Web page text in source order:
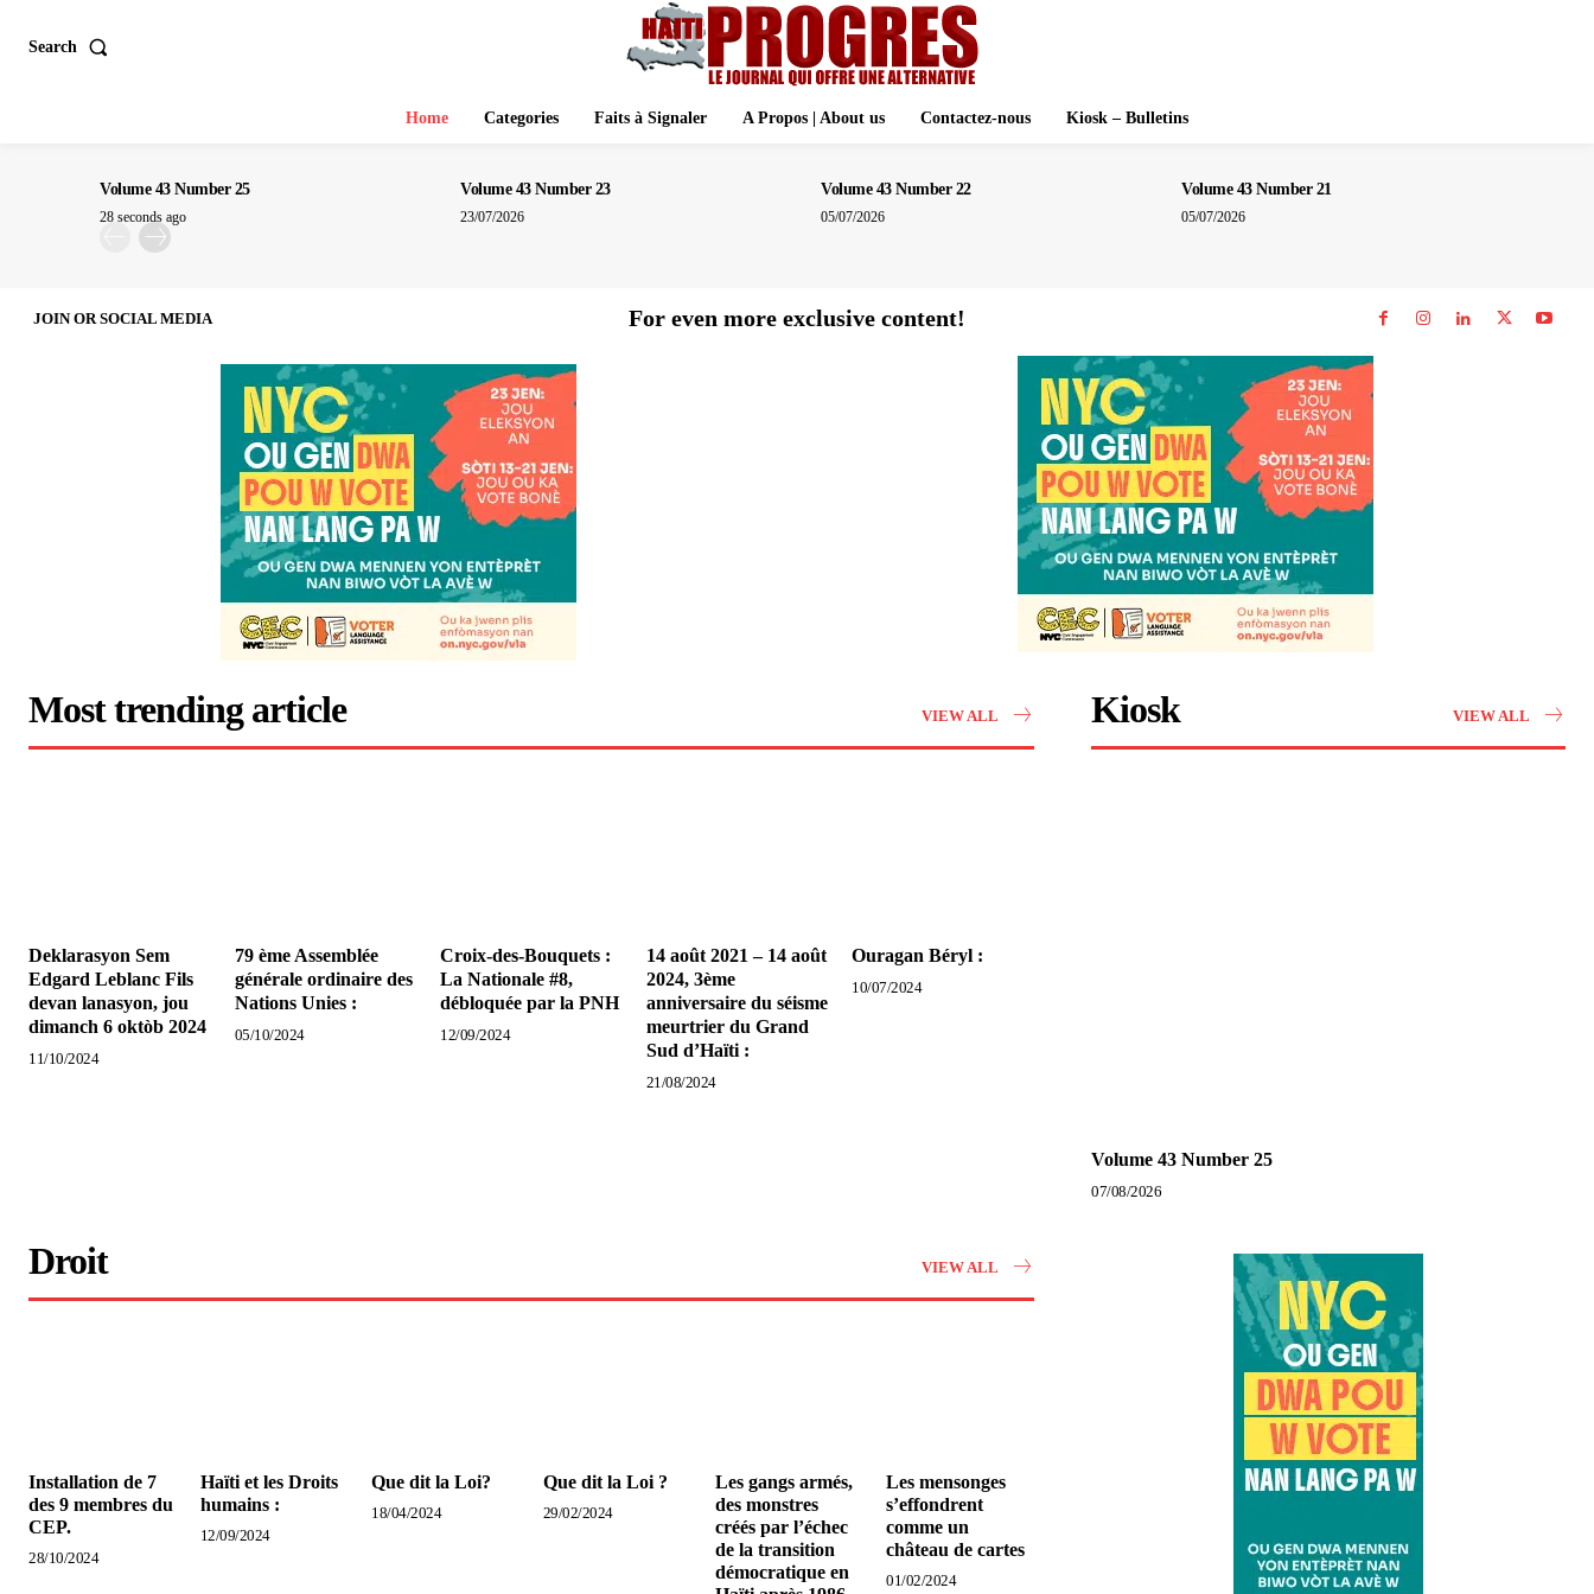
Search
Home Categories Faits à Signaler A Propos | About us Contactez-nous Kiosk – Bulletins
Volume 43 Number 25
28 seconds ago
Volume 43 Number 23
23/07/2026
Volume 43 Number 22
05/07/2026
Volume 43 Number 21
05/07/2026
JOIN OR SOCIAL MEDIA For even more exclusive content!
Most trending article VIEW ALL
Deklarasyon Sem
Edgard Leblanc Fils
devan lanasyon, jou
dimanch 6 oktòb 2024
11/10/2024
79 ème Assemblée
générale ordinaire des
Nations Unies :
05/10/2024
Croix-des-Bouquets :
La Nationale #8,
débloquée par la PNH
12/09/2024
14 août 2021 – 14 août
2024, 3ème
anniversaire du séisme
meurtrier du Grand
Sud d’Haïti :
21/08/2024
Ouragan Béryl :
10/07/2024
Kiosk VIEW ALL
Volume 43 Number 25
07/08/2026
Droit VIEW ALL
Installation de 7
des 9 membres du
CEP.
28/10/2024
Haïti et les Droits
humains :
12/09/2024
Que dit la Loi?
18/04/2024
Que dit la Loi ?
29/02/2024
Les gangs armés,
des monstres
créés par l’échec
de la transition
démocratique en
Les mensonges
s’effondrent
comme un
château de cartes
01/02/2024